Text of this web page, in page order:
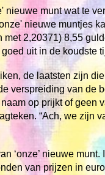
munt wat te
nieuwe muntjes
2,20371) 8,55
uit in de koudste
de laatsten zijn
verspreiding van de
op prijkt of geen
“Ach, we zijn
‘onze’ nieuwe
van prijzen in